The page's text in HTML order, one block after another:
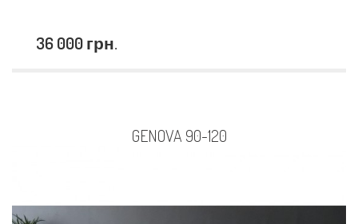
36 000 грн.
GENOVA 90-120